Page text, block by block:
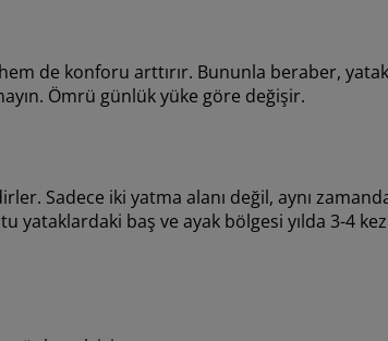
de konforu arttırır. Bununla beraber,
Ömrü günlük yüke göre değişir.
Sadece iki yatma alanı değil, aynı
yataklardaki baş ve ayak bölgesi yılda 3-4